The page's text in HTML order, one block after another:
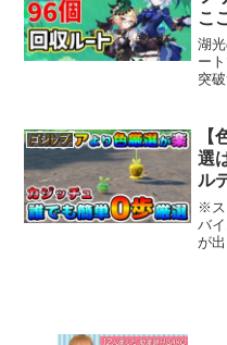
こ
ヌ
湖
ー
突
ロ
ッ
ゴシップ
【
選
ル
る
※ス
バ
が